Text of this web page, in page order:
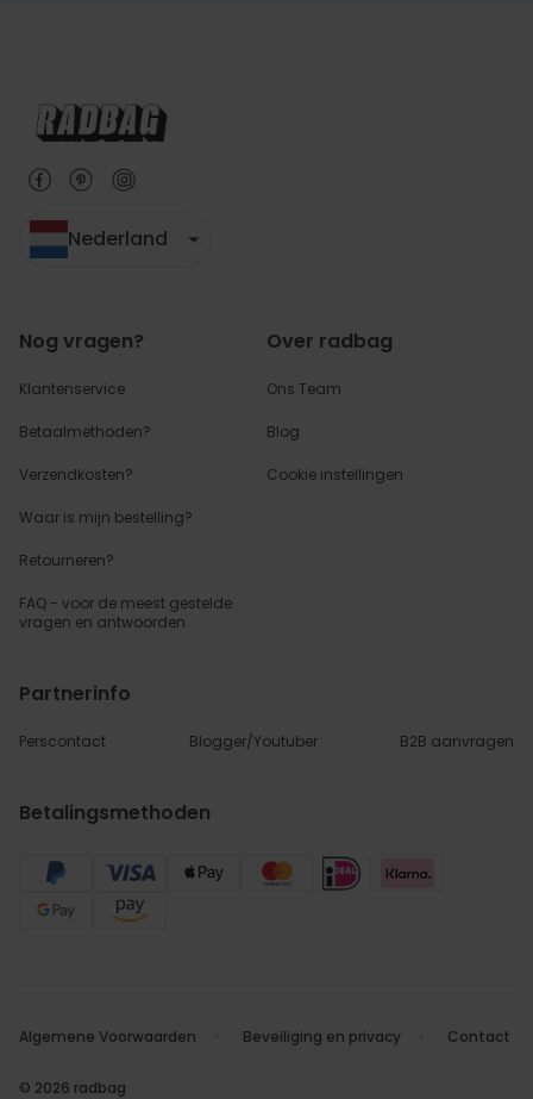
Nederland
Nog vragen?
Klantenservice
Betaalmethoden?
Verzendkosten?
Waar is mijn bestelling?
Retourneren?
FAQ - voor de meest gestelde
vragen en antwoorden
Over radbag
Ons Team
Blog
Cookie instellingen
Partnerinfo
Perscontact Blogger/Youtuber B2B aanvragen
Betalingsmethoden
Algemene Voorwaarden Beveiliging en privacy Contact
© 2026 radbag